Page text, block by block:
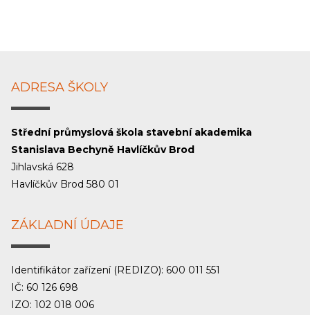
ADRESA ŠKOLY
Střední průmyslová škola stavební akademika
Stanislava Bechyně Havlíčkův Brod
Jihlavská 628
Havlíčkův Brod 580 01
ZÁKLADNÍ ÚDAJE
Identifikátor zařízení (REDIZO): 600 011 551
IČ: 60 126 698
IZO: 102 018 006